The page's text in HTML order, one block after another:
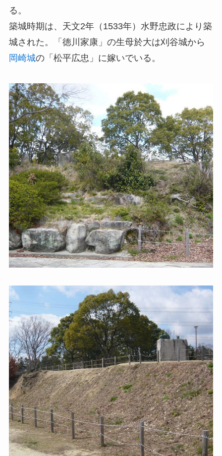
る。
築城時期は、天文2年（1533年）水野忠政により築
城された。「徳川家康」の生母於大は刈谷城から
岡崎城の「松平広忠」に嫁いでいる。